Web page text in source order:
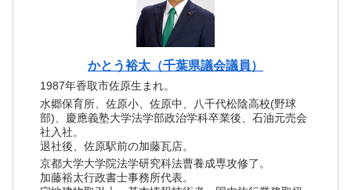
かとう裕太（千葉県議会議員）
1987年香取市佐原生まれ。
水郷保育所、佐原小、佐原中、八千代松陰高校(野球
部)、慶應義塾大学法学部政治学科卒業後、石油元売会
社入社。
退社後、佐原駅前の加藤瓦店。
京都大学大学院法学研究科法曹養成専攻修了。
加藤裕太行政書士事務所代表。